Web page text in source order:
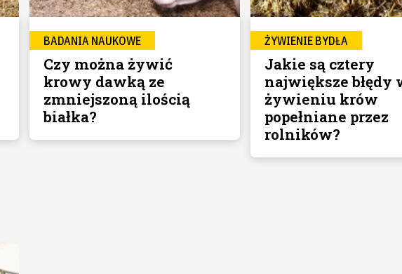
BADANIA NAUKOWE
Czy można żywić
krowy dawką ze
zmniejszoną ilością
białka?
ŻYWIENIE BYDŁA
Jakie są cztery
największe błędy
żywieniu krów
popełniane przez
rolników?